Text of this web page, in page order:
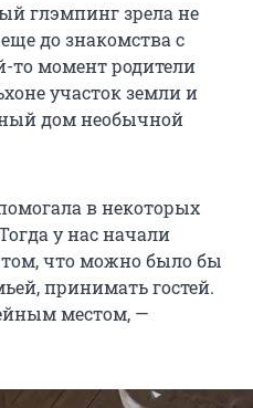
глэмпинг зрела не
до знакомства с
момент родители
участок земли и
дом необычной
в некоторых
у нас начали
том, что можно было бы
принимать гостей.
местом, —